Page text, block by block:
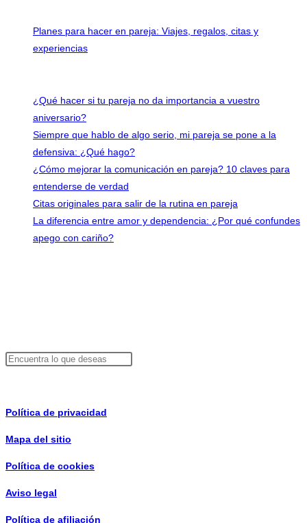
Planes para hacer en pareja: Viajes, regalos, citas y
experiencias
¿Qué hacer si tu pareja no da importancia a vuestro
aniversario?
Siempre que hablo de algo serio, mi pareja se pone a la
defensiva: ¿Qué hago?
¿Cómo mejorar la comunicación en pareja? 10 claves para
entenderse de verdad
Citas originales para salir de la rutina en pareja
La diferencia entre amor y dependencia: ¿Por qué confundes
apego con cariño?
Política de privacidad
Mapa del sitio
Política de cookies
Aviso legal
Política de afiliación